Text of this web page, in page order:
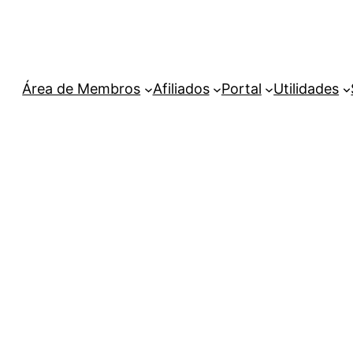
Área de Membros Afiliados Portal Utilidades